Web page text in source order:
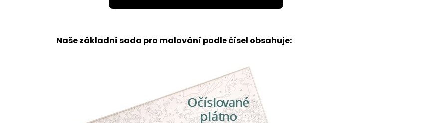
63.99%
Naše základní sada pro malování podle čísel obsahuje: